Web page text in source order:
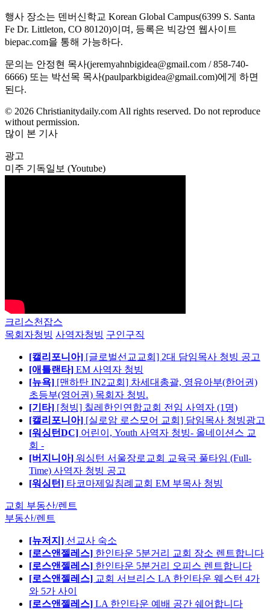
행사 장소는 덴버신학교 Korean Global Campus(6399 S. Santa
Fe Dr. Littleton, CO 80120)이며, 등록은 빅강연 웹사이트
biepac.com을 통해 가능하다.
문의는 안정현 목사(jeremyahnbigidea@gmail.com / 858-740-
6666) 또는 박선목 목사(paulparkbigidea@gmail.com)에게 하면
된다.
© 2026 Christianitydaily.com All rights reserved. Do not reproduce
without permission.
많이 본 기사
광고
미주 기독일보 (Youtube)
크리스천잡스
목회자청빙 사역자청빙 구인구직
[캘리포니아] [글로벌선교교회] 2대 담임목사 청빙 공고
[애틀랜타] EM 사역자 청빙
[뉴욕] [맨하탄 IN2교회] 차세대총괄, 영유아부(한어권)
초등부(영어권) 목회자 청빙.
[기타] [청빙] 칠레한인연합교회 전임 사역자 (1명)
[캘리포니아] [실로암 로스모어 교회] 담임목사 청빙광고
[워싱턴DC] 어린이, Youth 사역자 청빙- 올네이션스 교
회 -
[버지니아] 워싱턴 서울장로교회 교육국 풀타임 (Full-
Time) 사역자 청빙 공고
[워싱턴] 타코마제일침례교회 EM 부목사 청빙
교회 부동산/렌트
부동산/렌트
[뉴저지] 선교사 숙소
[로스앤젤레스] 한인타운 5분거리 교회 장소 렌트합니다
[로스앤젤레스] 한인타운 5분거리 오피스 렌트합니다
[로스앤젤레스] 교회 서브리스 LA 한인타운 웨스턴 4가
와 5가 사이
[로스앤젤레스] LA 한인타운 예배 공간 쉐어합니다